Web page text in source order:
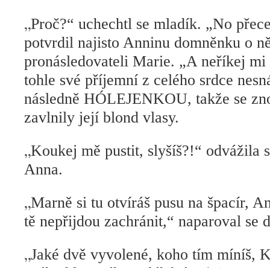
„Proč?“ uchechtl se mladík. „No
potvrdil najisto Anninu domněnku o
pronásledovateli Marie. „A neříkej
tohle své příjemní z celého srdce
následně HÓLEJENKOU, takže se
zavlnily její blond vlasy.
„Koukej mě pustit, slyšíš?!“ odvážila
Anna.
„Marně si tu otvíráš pusu na špacír,
tě nepřijdou zachránit,“ naparoval se
„Jaké dvě vyvolené, koho tím míníš,